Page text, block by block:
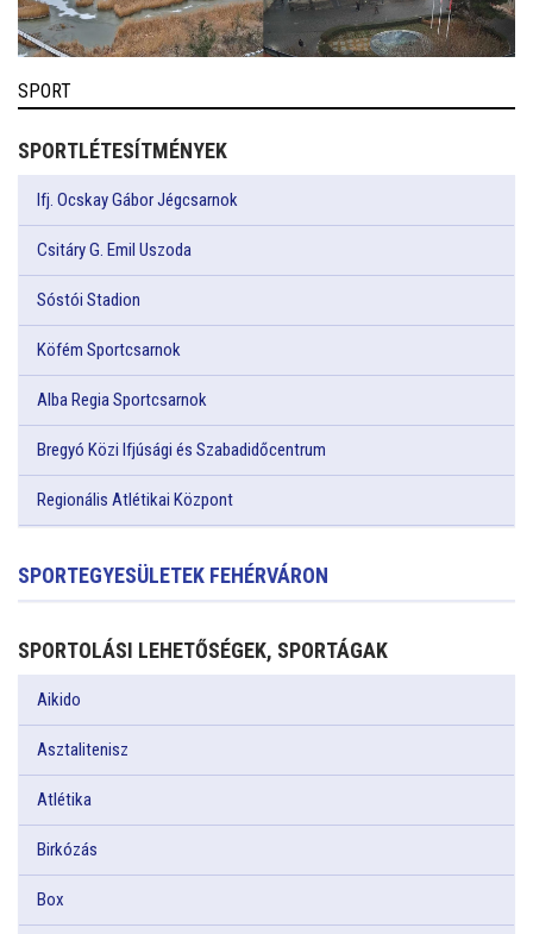
SPORT
SPORTLÉTESÍTMÉNYEK
Ifj. Ocskay Gábor Jégcsarnok
Csitáry G. Emil Uszoda
Sóstói Stadion
Köfém Sportcsarnok
Alba Regia Sportcsarnok
Bregyó Közi Ifjúsági és Szabadidőcentrum
Regionális Atlétikai Központ
SPORTEGYESÜLETEK FEHÉRVÁRON
SPORTOLÁSI LEHETŐSÉGEK, SPORTÁGAK
Aikido
Asztalitenisz
Atlétika
Birkózás
Box